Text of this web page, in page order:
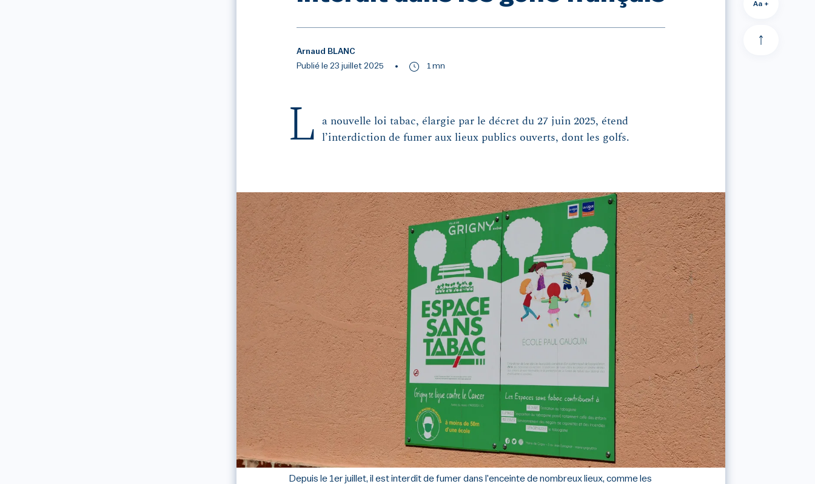
Arnaud BLANC
Publié le 23 juillet 2025
1 mn
L
a nouvelle loi tabac, élargie par le décret du 27 juin 2025, étend
l’interdiction de fumer aux lieux publics ouverts, dont les golfs.
Depuis le 1er juillet, il est interdit de fumer dans l'enceinte de nombreux lieux, comme les
Aa +